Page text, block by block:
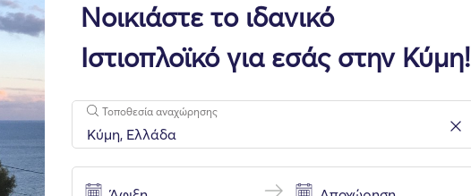
Νοικιάστε το ιδανικό
Ιστιοπλοϊκό για εσάς στην Κύμη!
Τοποθεσία αναχώρησης